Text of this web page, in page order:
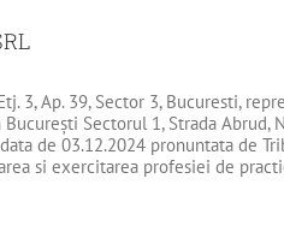
3, Ap. 39, Sector 3, Bucuresti,
Sectorul 1, Strada Abrud,
de 03.12.2024 pronuntata de
si exercitarea profesiei de